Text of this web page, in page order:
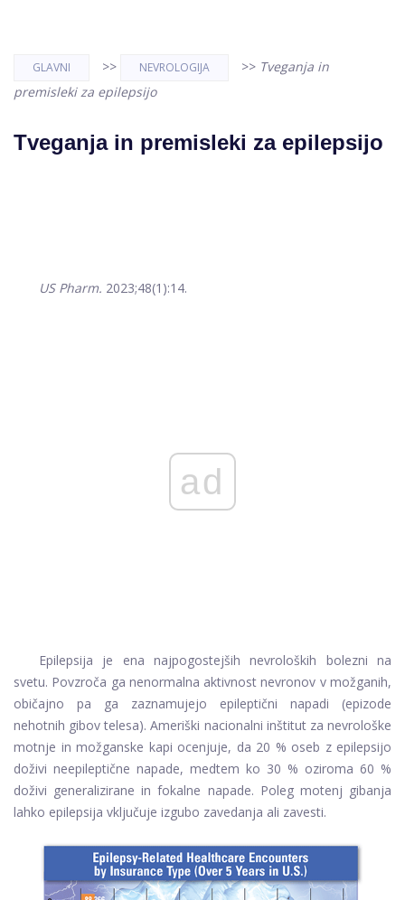
GLAVNI >> NEVROLOGIJA >> Tveganja in
premisleki za epilepsijo
Tveganja in premisleki za epilepsijo
US Pharm. 2023;48(1):14.
ad
Epilepsija je ena najpogostejših nevroloških bolezni na
svetu. Povzroča ga nenormalna aktivnost nevronov v možganih,
običajno pa ga zaznamujejo epileptični napadi (epizode
nehotnih gibov telesa). Ameriški nacionalni inštitut za nevrološke
motnje in možganske kapi ocenjuje, da 20 % oseb z epilepsijo
doživi neepileptične napade, medtem ko 30 % oziroma 60 %
doživi generalizirane in fokalne napade. Poleg motenj gibanja
lahko epilepsija vključuje izgubo zavedanja ali zavesti.